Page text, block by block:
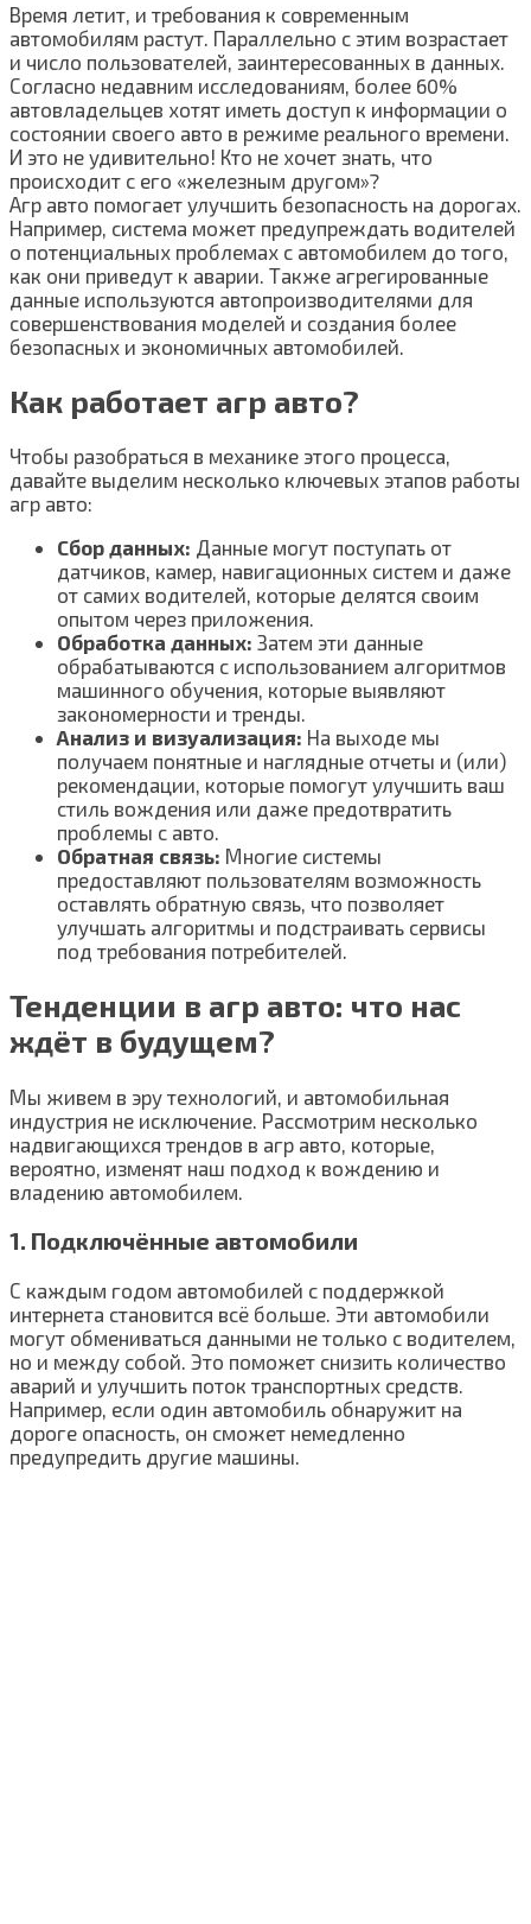
Время летит, и требования к современным
автомобилям растут. Параллельно с этим возрастает
и число пользователей, заинтересованных в данных.
Согласно недавним исследованиям, более 60%
автовладельцев хотят иметь доступ к информации о
состоянии своего авто в режиме реального времени.
И это не удивительно! Кто не хочет знать, что
происходит с его «железным другом»?
Агр авто помогает улучшить безопасность на дорогах.
Например, система может предупреждать водителей
о потенциальных проблемах с автомобилем до того,
как они приведут к аварии. Также агрегированные
данные используются автопроизводителями для
совершенствования моделей и создания более
безопасных и экономичных автомобилей.
Как работает агр авто?
Чтобы разобраться в механике этого процесса,
давайте выделим несколько ключевых этапов работы
агр авто:
Сбор данных: Данные могут поступать от
датчиков, камер, навигационных систем и даже
от самих водителей, которые делятся своим
опытом через приложения.
Обработка данных: Затем эти данные
обрабатываются с использованием алгоритмов
машинного обучения, которые выявляют
закономерности и тренды.
Анализ и визуализация: На выходе мы
получаем понятные и наглядные отчеты и (или)
рекомендации, которые помогут улучшить ваш
стиль вождения или даже предотвратить
проблемы с авто.
Обратная связь: Многие системы
предоставляют пользователям возможность
оставлять обратную связь, что позволяет
улучшать алгоритмы и подстраивать сервисы
под требования потребителей.
Тенденции в агр авто: что нас
ждёт в будущем?
Мы живем в эру технологий, и автомобильная
индустрия не исключение. Рассмотрим несколько
надвигающихся трендов в агр авто, которые,
вероятно, изменят наш подход к вождению и
владению автомобилем.
1. Подключённые автомобили
С каждым годом автомобилей с поддержкой
интернета становится всё больше. Эти автомобили
могут обмениваться данными не только с водителем,
но и между собой. Это поможет снизить количество
аварий и улучшить поток транспортных средств.
Например, если один автомобиль обнаружит на
дороге опасность, он сможет немедленно
предупредить другие машины.